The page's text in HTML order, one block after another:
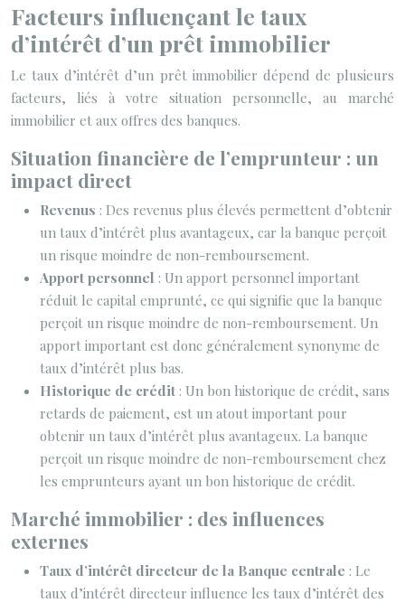
Facteurs influençant le taux
d’intérêt d’un prêt immobilier
Le taux d’intérêt d’un prêt immobilier dépend de plusieurs
facteurs, liés à votre situation personnelle, au marché
immobilier et aux offres des banques.
Situation financière de l’emprunteur : un
impact direct
Revenus : Des revenus plus élevés permettent d’obtenir
un taux d’intérêt plus avantageux, car la banque perçoit
un risque moindre de non-remboursement.
Apport personnel : Un apport personnel important
réduit le capital emprunté, ce qui signifie que la banque
perçoit un risque moindre de non-remboursement. Un
apport important est donc généralement synonyme de
taux d’intérêt plus bas.
Historique de crédit : Un bon historique de crédit, sans
retards de paiement, est un atout important pour
obtenir un taux d’intérêt plus avantageux. La banque
perçoit un risque moindre de non-remboursement chez
les emprunteurs ayant un bon historique de crédit.
Marché immobilier : des influences
externes
Taux d’intérêt directeur de la Banque centrale : Le
taux d’intérêt directeur influence les taux d’intérêt des